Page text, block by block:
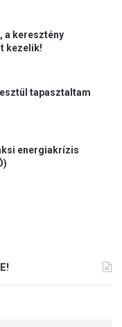
a keresztény
kezelik!
tapasztaltam
energiakrízis